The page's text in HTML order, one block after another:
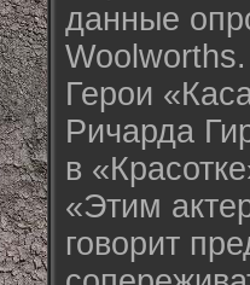
данные
Woolworths.
Герои
Ричарда
в
«Этим
говорит